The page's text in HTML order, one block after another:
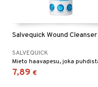
Salvequick Wound Cleanser
SALVEQUICK
7,89 €